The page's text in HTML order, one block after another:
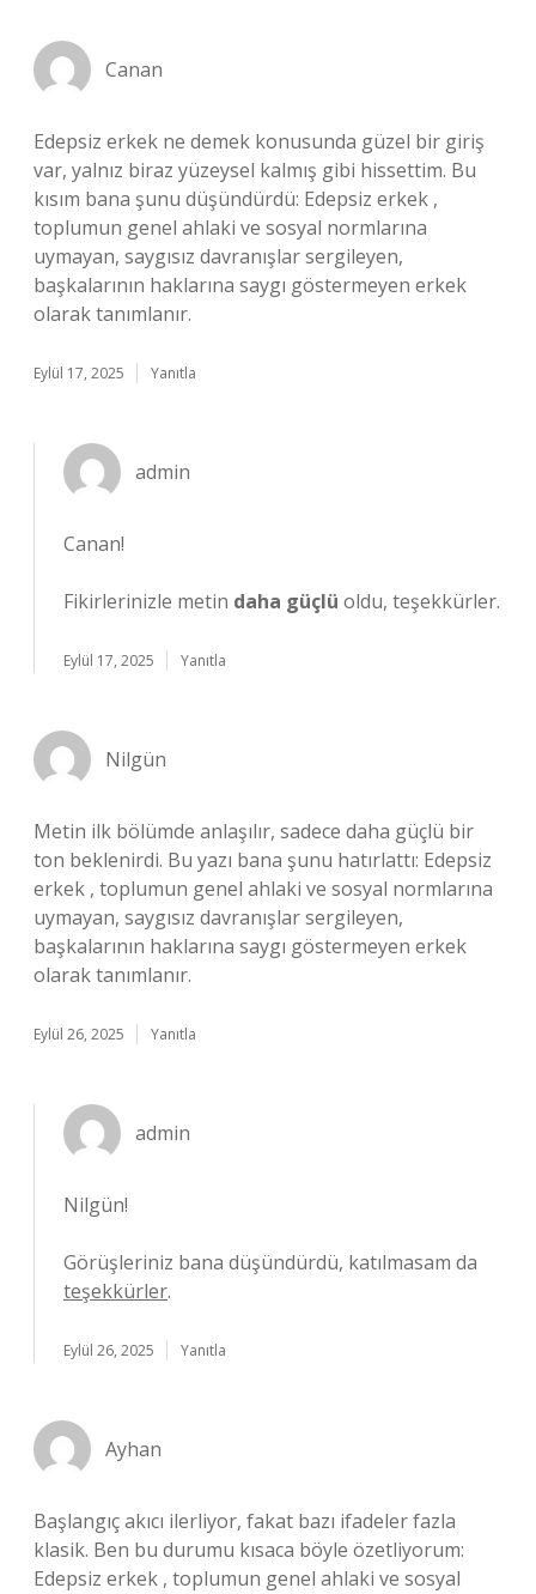
Canan
Edepsiz erkek ne demek konusunda güzel bir giriş
var, yalnız biraz yüzeysel kalmış gibi hissettim. Bu
kısım bana şunu düşündürdü: Edepsiz erkek ,
toplumun genel ahlaki ve sosyal normlarına
uymayan, saygısız davranışlar sergileyen,
başkalarının haklarına saygı göstermeyen erkek
olarak tanımlanır.
Eylül 17, 2025 Yanıtla
admin
Canan!
Fikirlerinizle metin daha güçlü oldu, teşekkürler.
Eylül 17, 2025 Yanıtla
Nilgün
Metin ilk bölümde anlaşılır, sadece daha güçlü bir
ton beklenirdi. Bu yazı bana şunu hatırlattı: Edepsiz
erkek , toplumun genel ahlaki ve sosyal normlarına
uymayan, saygısız davranışlar sergileyen,
başkalarının haklarına saygı göstermeyen erkek
olarak tanımlanır.
Eylül 26, 2025 Yanıtla
admin
Nilgün!
Görüşleriniz bana düşündürdü, katılmasam da
teşekkürler.
Eylül 26, 2025 Yanıtla
Ayhan
Başlangıç akıcı ilerliyor, fakat bazı ifadeler fazla
klasik. Ben bu durumu kısaca böyle özetliyorum:
Edepsiz erkek , toplumun genel ahlaki ve sosyal